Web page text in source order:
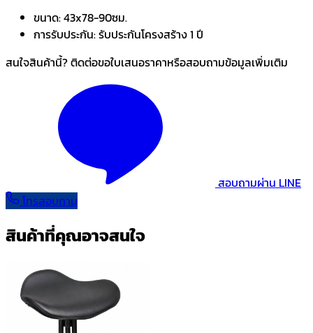
ขนาด:43x78-90ซม.
การรับประกัน:รับประกันโครงสร้าง 1 ปี
สนใจสินค้านี้? ติดต่อขอใบเสนอราคาหรือสอบถามข้อมูลเพิ่มเติม
สอบถามผ่าน LINE
โทรสอบถาม
สินค้าที่คุณอาจสนใจ